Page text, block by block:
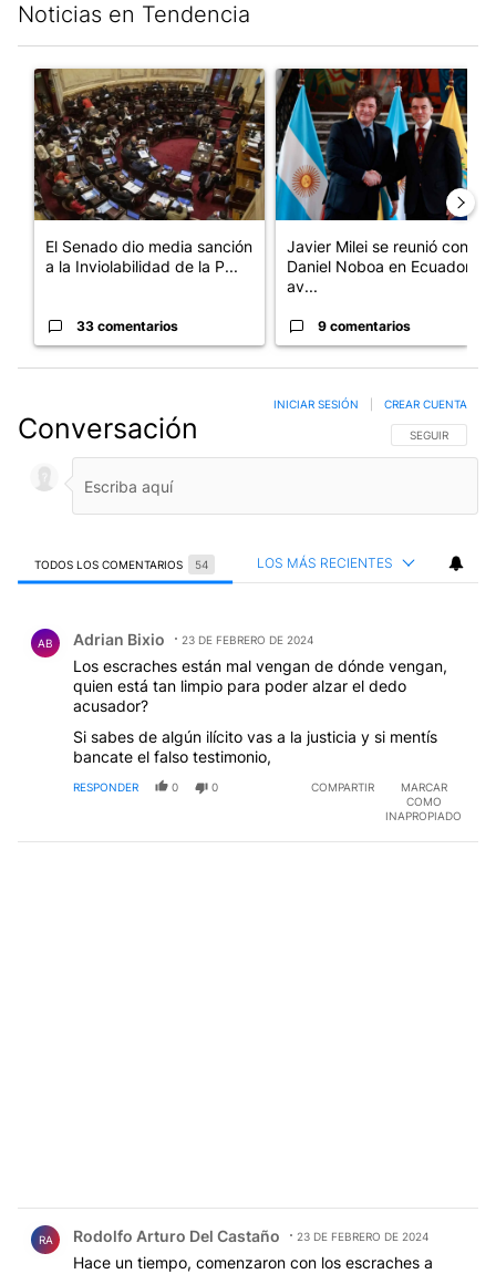
Noticias en Tendencia
Un artículo de tendencia con el título "El Senado dio media
El Senado dio media sanción
a la Inviolabilidad de la P...
33 comentarios
Un artículo de tendencia con
Javier Milei se reunió con
Daniel Noboa en Ecuador y
av...
9 comentarios
Conversación SIGA ESTA
SEGUIR
INICIAR SESIÓN CREAR CUENTA
TODOS LOS COMENTARIOS 54 LOS MÁS RECIENTES
AB Adrian Bixio 23 DE FEBRERO DE 2024
Los escraches están mal vengan de dónde vengan,
quien está tan limpio para poder alzar el dedo
acusador?
Si sabes de algún ilícito vas a la justicia y si mentís
bancate el falso testimonio,
RESPONDER 0 0 COMPARTIR
MARCAR
COMO
INAPROPIADO
RA Rodolfo Arturo Del Castaño 23 DE FEBRERO DE 2024
Hace un tiempo, comenzaron con los escraches a